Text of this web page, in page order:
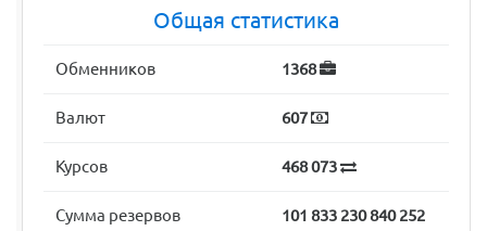
Общая статистика
Обменников 1368
Валют 607
Курсов 468 073
Сумма резервов 101 833 230 840 252